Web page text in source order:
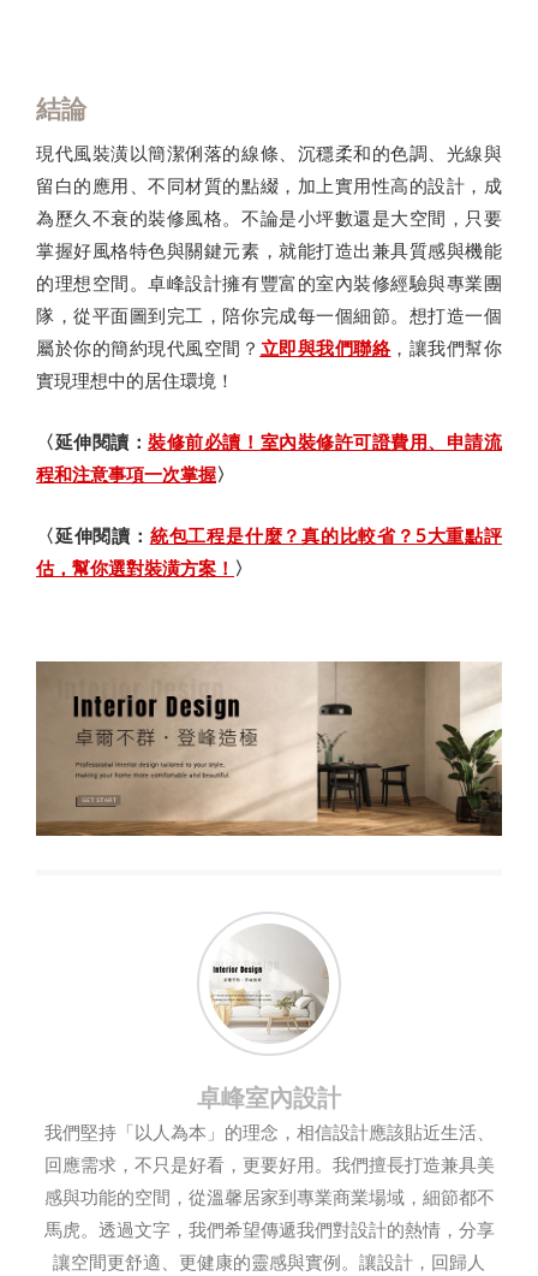
結論
現代風裝潢以簡潔俐落的線條、沉穩柔和的色調、光線與
留白的應用、不同材質的點綴，加上實用性高的設計，成
為歷久不衰的裝修風格。不論是小坪數還是大空間，只要
掌握好風格特色與關鍵元素，就能打造出兼具質感與機能
的理想空間。卓峰設計擁有豐富的室內裝修經驗與專業團
隊，從平面圖到完工，陪你完成每一個細節。想打造一個
屬於你的簡約現代風空間？ 立即與我們聯絡，讓我們幫你
實現理想中的居住環境！
〈延伸閱讀：裝修前必讀！室內裝修許可證費用、申請流
程和注意事項一次掌握〉
〈延伸閱讀： 統包工程是什麼？真的比較省？5大重點評
估，幫你選對裝潢方案！ 〉
卓峰室內設計
我們堅持「以人為本」的理念，相信設計應該貼近生活、
回應需求，不只是好看，更要好用。我們擅長打造兼具美
感與功能的空間，從溫馨居家到專業商業場域，細節都不
馬虎。透過文字，我們希望傳遞我們對設計的熱情，分享
讓空間更舒適、更健康的靈感與實例。讓設計，回歸人